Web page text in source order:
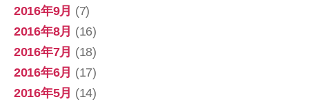
2016年9月 (7)
2016年8月 (16)
2016年7月 (18)
2016年6月 (17)
2016年5月 (14)